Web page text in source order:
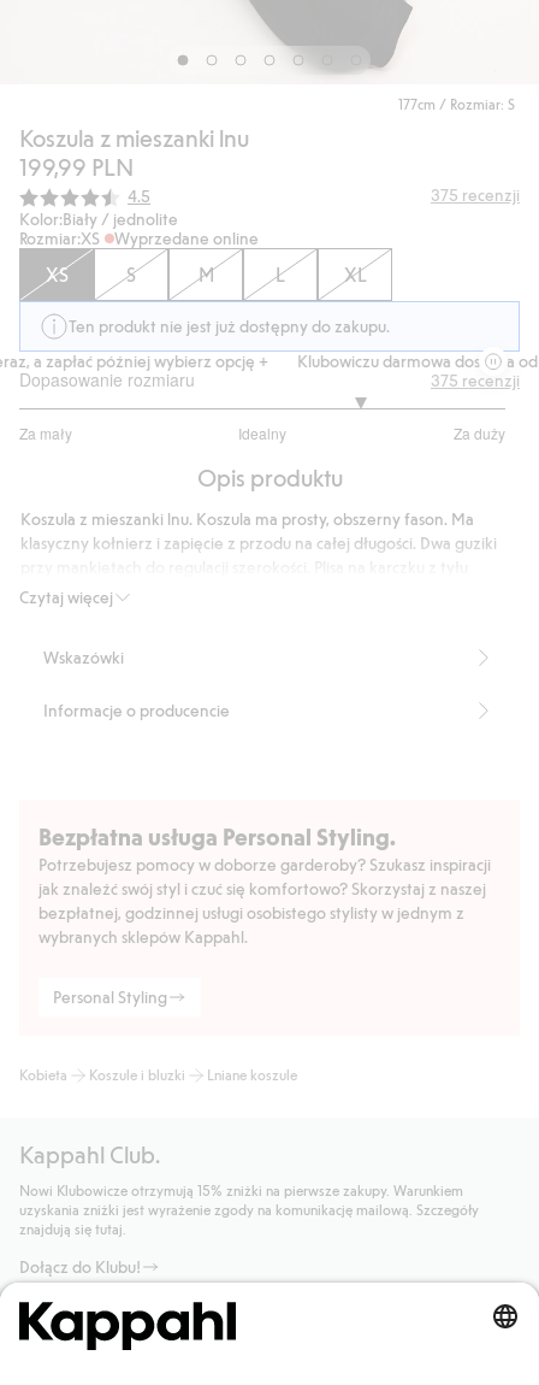
177cm / Rozmiar: S
Koszula z mieszanki lnu
199,99 PLN
Średnia ocena:
4.5 375 recenzji
Kolor:Biały / jednolite
Rozmiar:XS Wyprzedane online
XS S M L XL
Ten produkt nie jest już dostępny do zakupu.
a zapłać później wybierz opcję +
Klubowiczu darmowa dostawa od
Dopasowanie rozmiaru
Za mały Idealny Za duży
na
305
głosów
375 recenzji
Opis produktu
Czytaj więcej
Koszula z mieszanki lnu. Koszula ma prosty, obszerny fason. Ma
klasyczny kołnierz i zapięcie z przodu na całej długości. Dwa guziki
zapewniająca ładne ułożenie.
Numer artykułu
Wskazówki
Informacje o producencie
Bezpłatna usługa Personal Styling.
Potrzebujesz pomocy w doborze garderoby? Szukasz inspiracji
jak znaleźć swój styl i czuć się komfortowo? Skorzystaj z naszej
bezpłatnej, godzinnej usługi osobistego stylisty w jednym z
wybranych sklepów Kappahl.
Personal Styling
Kobieta Koszule i bluzki Lniane koszule
Kappahl Club.
Nowi Klubowicze otrzymują 15% zniżki na pierwsze zakupy. Warunkiem
uzyskania zniżki jest wyrażenie zgody na komunikację mailową. Szczegóły
znajdują się tutaj.
Dołącz do Klubu!